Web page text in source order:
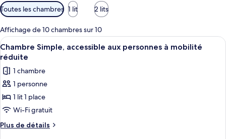
Filtres
disponibles
pour
les
chambres
Toutes les chambres 1 lit 2 lits
Affichage de 10 chambres sur 10
Afficher
toutes
les
photos
pour
ce
type
de
Une chambre d’hôtel moderne avec
4
Chambre Simple, accessible aux personnes à mobilité
réduite
1 chambre
1 personne
1 lit 1 place
Wi-Fi gratuit
Plus de détails
Plus